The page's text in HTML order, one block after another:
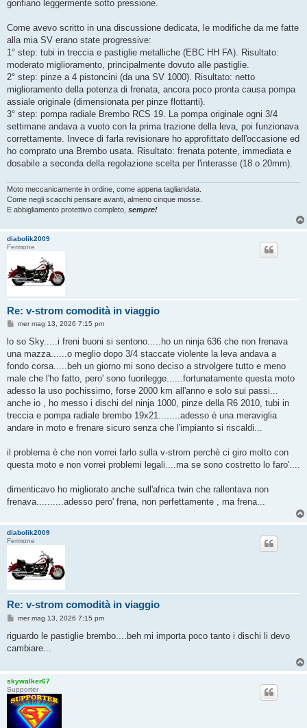
gonfiano leggermente sotto pressione.
Come avevo scritto in una discussione dedicata, le modifiche da me fatte
alla mia SV erano state progressive:
1° step: tubi in treccia e pastiglie metalliche (EBC HH FA). Risultato:
moderato miglioramento, principalmente dovuto alle pastiglie.
2° step: pinze a 4 pistoncini (da una SV 1000). Risultato: netto
miglioramento della potenza di frenata, ancora poco pronta causa pompa
assiale originale (dimensionata per pinze flottanti).
3° step: pompa radiale Brembo RCS 19. La pompa originale ogni 3/4
settimane andava a vuoto con la prima trazione della leva, poi funzionava
correttamente. Invece di farla revisionare ho approfittato dell'occasione ed
ho comprato una Brembo usata. Risultato: frenata potente, immediata e
dosabile a seconda della regolazione scelta per l'interasse (18 o 20mm).
Moto meccanicamente in ordine, come appena tagliandata.
Come negli scacchi pensare avanti, almeno cinque mosse.
E abbigliamento protettivo completo, sempre!
diabolik2009
Fermone
Re: v-strom comodità in viaggio
M
s
a
g
i
o
mer mag 13, 2026 7:15 pm
lo so Sky.....i freni buoni si sentono.....ho un ninja 636 che non frenava
una mazza......o meglio dopo 3/4 staccate violente la leva andava a
fondo corsa.....beh un giorno mi sono deciso a strvolgere tutto e meno
male che l'ho fatto, pero' sono fuorilegge......fortunatamente questa moto
adesso la uso pochissimo, forse 2000 km all'anno e solo sui passi...
anche io , ho messo i dischi del ninja 1000, pinze della R6 2010, tubi in
treccia e pompa radiale brembo 19x21........adesso è una meraviglia
andare in moto e frenare sicuro senza che l'impianto si riscaldi...
il problema è che non vorrei farlo sulla v-strom perchè ci giro molto con
questa moto e non vorrei problemi legali....ma se sono costretto lo faro'....
dimenticavo ho migliorato anche sull'africa twin che rallentava non
frenava..........adesso pero' frena, non perfettamente , ma frena...
diabolik2009
Fermone
Re: v-strom comodità in viaggio
M
s
s
a
o
mer mag 13, 2026 7:15 pm
riguardo le pastiglie brembo....beh mi importa poco tanto i dischi li devo
cambiare...
skywalker67
Supporter